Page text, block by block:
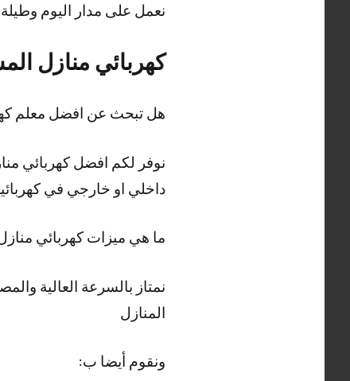
نعمل على مدار اليوم
كهربائي منازل
هل تبحث عن افضل معلم
نوفر لكم افضل كهربائي
داخلي او خارجي في
ما هي ميزات كهربائي
نمتاز بالسرعة العالية
المنازل
ونقوم أيضا ب: